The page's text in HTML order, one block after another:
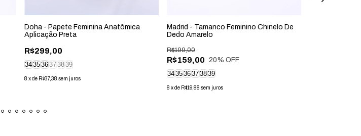
Doha - Papete Feminina Anatômica
Aplicação Preta
R$299,00
343536373839
8 xde R$37,38 sem juros
Madrid - Tamanco Feminino Chinelo De
Dedo Amarelo
R$159,00
R$199,00
20% OFF
343536373839
8 xde R$19,88 sem juros